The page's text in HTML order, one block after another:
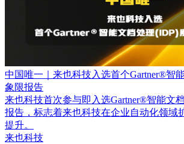
中国唯一｜来也科技入选首个Gartner®智
象限报告
来也科技首次参与即入选Gartner®智能文
报告，标志着来也科技在企业自动化领域
提升。
来也科技